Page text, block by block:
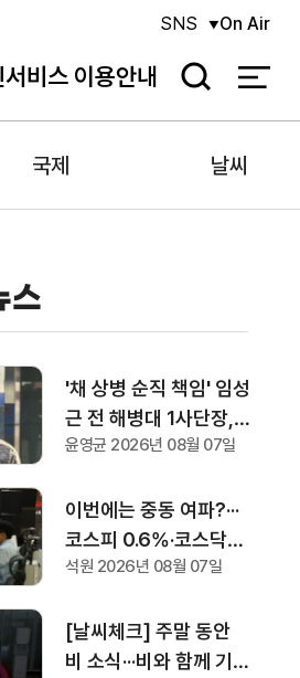
비스 이용안내
SNS On Air
검
국제 날씨
스
'채 상병 순직 책임' 임성
근 전 해병대 1사단장, 2
심에서도 '징역 3년' 선
윤영균 2026년 08월 07일
이번에는 중동 여파?···
코스피 0.6%·코스닥
0.36% 하락으로 장 마
석원 2026년 08월 07일
[날씨체크] 주말 동안
비 소식···비와 함께 기